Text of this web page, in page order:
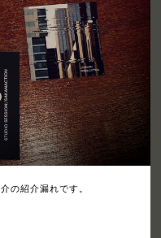
の紹介漏れです。